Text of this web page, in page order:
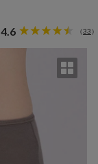
4.6 （33 ）